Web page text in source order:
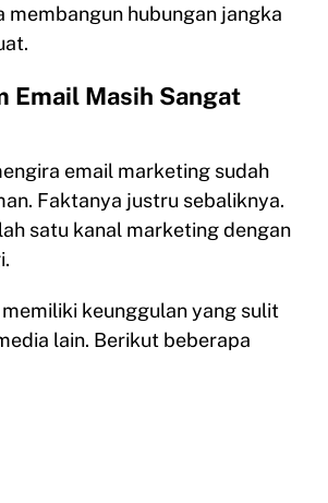
membangun hubungan jangka
Email Masih Sangat
email marketing sudah
Faktanya justru sebaliknya.
satu kanal marketing dengan
keunggulan yang sulit
lain. Berikut beberapa